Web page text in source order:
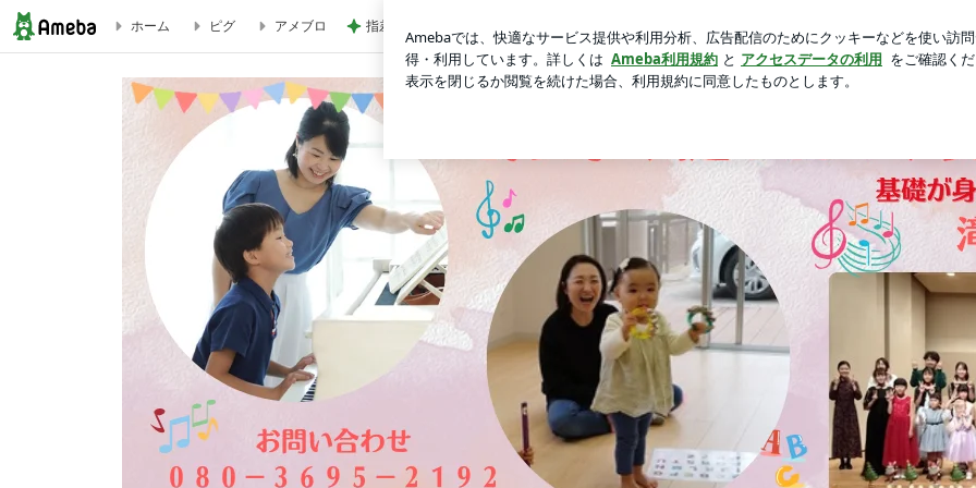
ブログ記事一覧｜鶴ヶ島 ピアノ教室 英語リトミック教室
ホーム ピグ アメブロ 指差しで確信したお気に入りのタオル 新規登録